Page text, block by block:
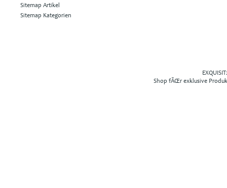
Sitemap Artikel
Sitemap Kategorien
Shop fÃŒr exklusive